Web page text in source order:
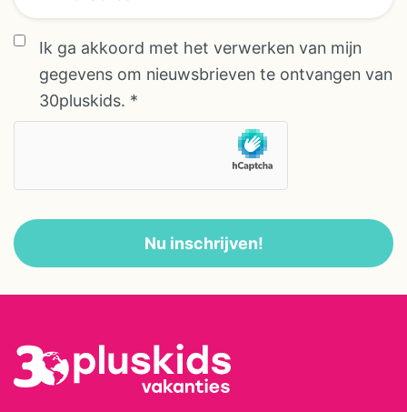
overeenkomst *
overeenkomst
Ik ga akkoord met het verwerken van mijn
gegevens om nieuwsbrieven te ontvangen van
30pluskids. *
Nu inschrijven!